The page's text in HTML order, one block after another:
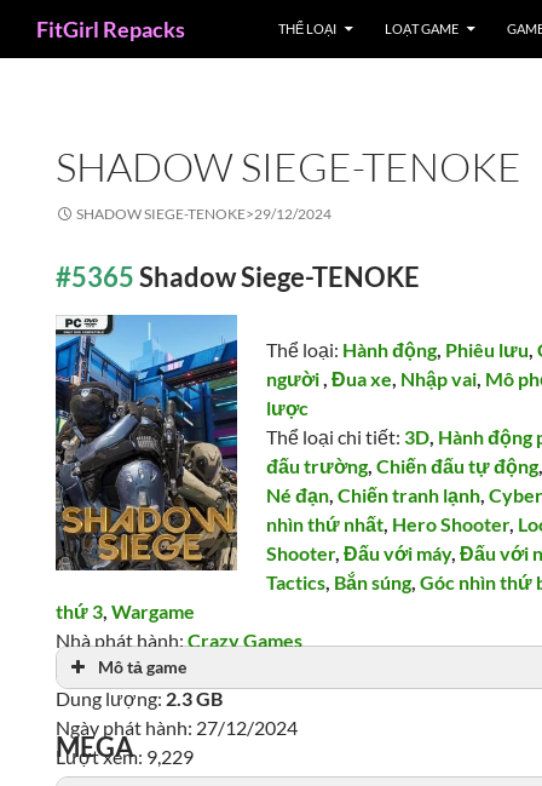
FitGirl Repacks THỂ LOẠI LOẠT GAME
SHADOW SIEGE-TENOKE
SHADOW SIEGE-TENOKE>29/12/2024
#5365Shadow Siege-TENOKE
Thể loại: Hành động, Phiêu lưu,
người,Đua xe, Nhập vai, Mô
lược
Thể loại chi tiết: 3D, Hành động
đấu trường,Chiến đấu tự động
Né đạn,Chiến tranh lạnh,
nhìn thứ nhất, Hero Shooter,
Shooter,Đấu với máy,Đấu với
Tactics, Bắn súng,Góc nhìn thứ
thứ 3,Wargame
Nhà phát hành:Crazy Games
Nhà phát triển:
Dung lượng: 2.3 GB
Ngày phát hành: 27/12/2024
Lượt xem: 9,229
Mô tả game
MEGA